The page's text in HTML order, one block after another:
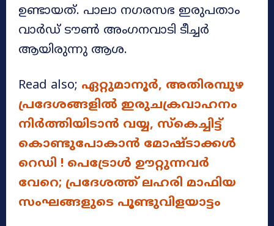
ഉണ്ടായത്. പാലാ നഗരസഭ ഇരുപതാം
വാർഡ് ടൗൺ അംഗനവാടി ടീച്ചർ
ആയിരുന്നു ആശ.
Read also; ഏറ്റുമാനൂർ, അതിരമ്പുഴ
പ്രദേശങ്ങളിൽ ഇരുചക്രവാഹനം
നിർത്തിയിടാൻ വയ്യ, സ്കെച്ചിട്ട്
കൊണ്ടുപോകാൻ മോഷ്ടാക്കൾ
റെഡി ! പെട്രോൾ ഊറ്റുന്നവർ
വേറെ; പ്രദേശത്ത് ലഹരി മാഫിയ
സംഘങ്ങളുടെ പൂണ്ടുവിളയാട്ടം